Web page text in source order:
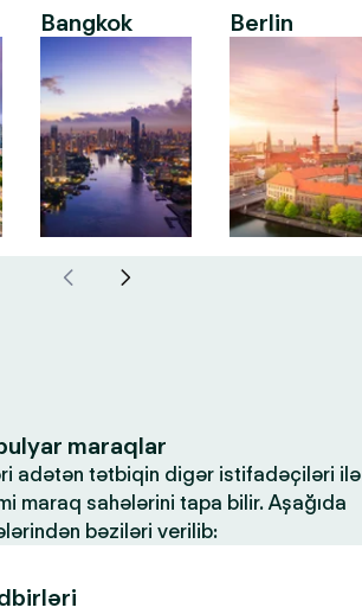
Bangkok Berlin
maraqlar
adətən tətbiqin digər istifadəçiləri ilə
maraq sahələrini tapa bilir. Aşağıda
bəziləri verilib: